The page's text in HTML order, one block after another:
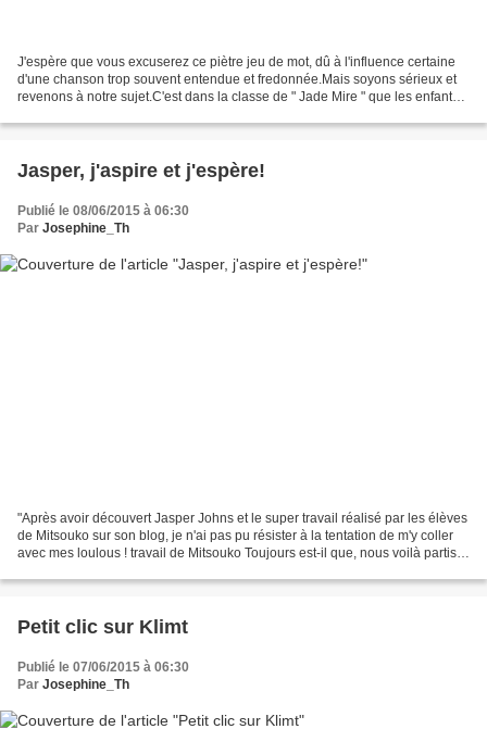
J'espère que vous excuserez ce piètre jeu de mot, dû à l'influence certaine
d'une chanson trop souvent entendue et fredonnée.Mais soyons sérieux et
revenons à notre sujet.C'est dans la classe de " Jade Mire " que les enfants
Jasper, j'aspire et j'espère!
Publié le 08/06/2015 à 06:30
Par Josephine_Th
"Après avoir découvert Jasper Johns et le super travail réalisé par les élèves
de Mitsouko sur son blog, je n'ai pas pu résister à la tentation de m'y coller
avec mes loulous ! travail de Mitsouko Toujours est-il que, nous voilà partis
Petit clic sur Klimt
Publié le 07/06/2015 à 06:30
Par Josephine_Th